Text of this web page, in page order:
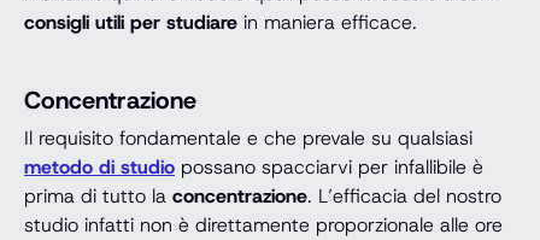
consigli utili per studiare in maniera efficace.
Concentrazione
Il requisito fondamentale e che prevale su qualsiasi
metodo di studio possano spacciarvi per infallibile è
prima di tutto la concentrazione. L’efficacia del nostro
studio infatti non è direttamente proporzionale alle ore